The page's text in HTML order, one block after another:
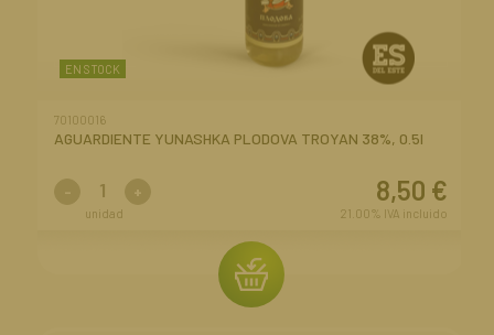
EN STOCK
70100016
AGUARDIENTE YUNASHKA PLODOVA TROYAN 38%, 0.5l
8,50 €
21.00% IVA incluido
- +
unidad